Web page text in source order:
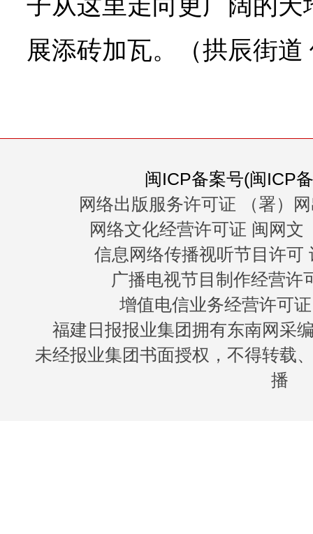
子从这里走向更广阔的
展添砖加瓦。（拱辰街道
闽ICP备案号(闽ICP
网络出版服务许可证 （署）
网络文化经营许可证 闽网文
信息网络传播视听节目许可
广播电视节目制作经营许
增值电信业务经营许可
福建日报报业集团拥有东南网采
未经报业集团书面授权，不得转载
播